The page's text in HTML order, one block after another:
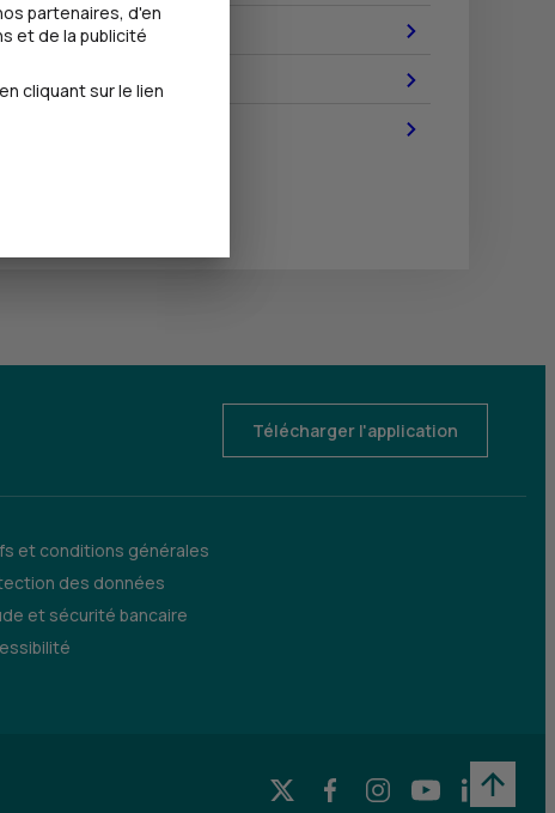
Télécharger l'application
et conditions générales
des données
et sécurité bancaire
X (Twitter) - CIC
Facebook - CIC
Instagram - CIC
YouTube - CIC
partenaires, d'en
et de la publicité
cliquant sur le lien